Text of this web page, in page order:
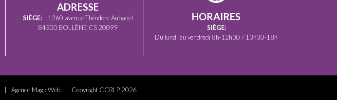
ADRESSE
SIÈGE: 1260 avenue Théodore Aubanel
84500 BOLLÈNE CS 20099
HORAIRES
SIÈGE:
Du lundi au vendredi 8h-12h30 / 13h30-18h
Agence MagicWeb| Copyright CCRLP 2026